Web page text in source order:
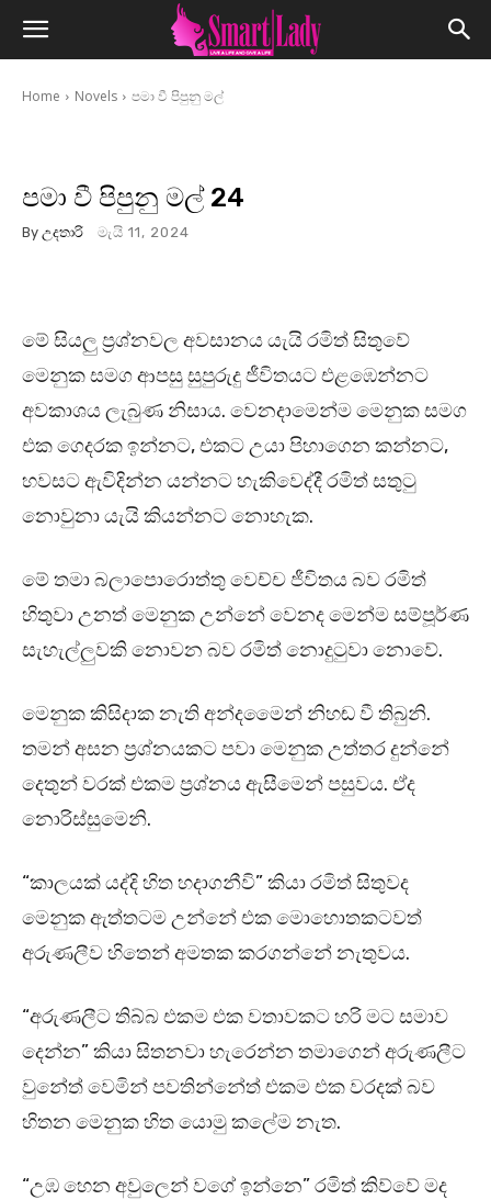
Home Novels පමා වී පිපුනු මල්
පමා වී පිපුනු මල් 24
By උදතාරි මැයි 11, 2024
මේ සියලු ප්‍රශ්නවල අවසානය යැයි රමිත් සිතුවේ
මෙනුක සමග ආපසු සුපුරුදු ජීවිතයට එළඹෙන්නට
අවකාශය ලැබුණ නිසාය. වෙනදාමෙන්ම මෙනුක සමග
එක ගෙදරක ඉන්නට, එකට උයා පිහාගෙන කන්නට,
හවසට ඇවිදින්න යන්නට හැකිවෙද්දී රමිත් සතුටු
නොවුනා යැයි කියන්නට නොහැක.
මේ තමා බලාපොරොත්තු වෙච්ච ජීවිතය බව රමිත්
හිතුවා උනත් මෙනුක උන්නේ වෙනද මෙන්ම සම්පූර්ණ
සැහැල්ලුවකි නොවන බව රමිත් නොදුටුවා නොවේ.
මෙනුක කිසිදාක නැති අන්දමෛන් නිහඬ වී තිබුනි.
තමන් අසන ප්‍රශ්නයකට පවා මෙනුක උත්තර දුන්නේ
දෙතුන් වරක් එකම ප්‍රශ්නය ඇසීමෙන් පසුවය. ඒද
නොරිස්සුමෙනි.
“කාලයක් යද්දි හිත හදාගනීවි” කියා රමිත් සිතුවද
මෙනුක ඇත්තටම උන්නේ එක මොහොතකටවත්
අරුණලීව හිතෙන් අමතක කරගන්නේ නැතුවය.
“අරුණලීට තිබ්බ එකම එක වතාවකට හරි මට සමාව
දෙන්න” කියා සිතනවා හැරෙන්න තමාගෙන් අරුණලීට
වුනේත් වෙමින් පවතින්නේත් එකම එක වරදක් බව
හිතන මෙනුක හිත යොමු කලේම නැත.
“උඹ හෙන අවුලෙන් වගේ ඉන්නෙ” රමිත් කිව්වේ මද